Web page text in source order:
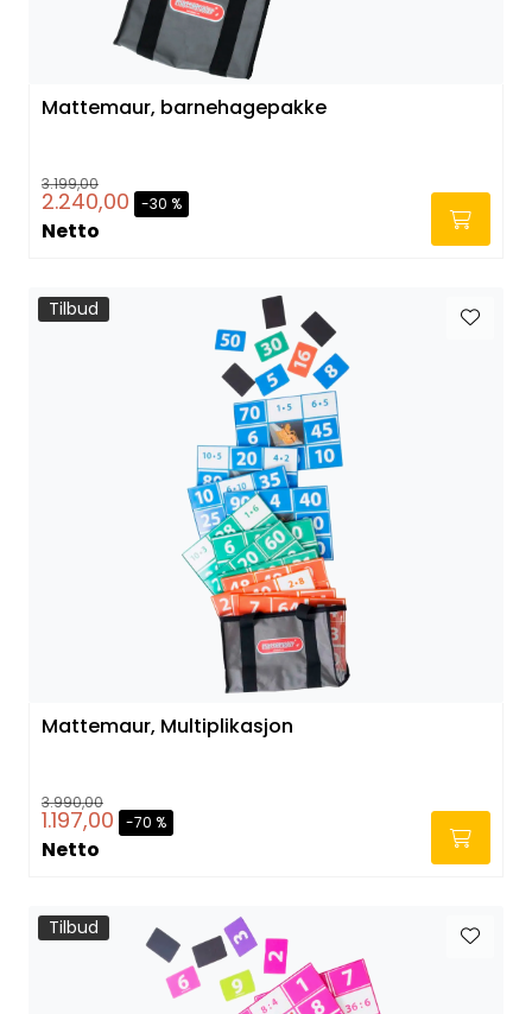
Mattemaur, barnehagepakke
3.199,00
2.240,00 -30 %
Netto
Tilbud
Mattemaur, Multiplikasjon
3.990,00
1.197,00 -70 %
Netto
Tilbud